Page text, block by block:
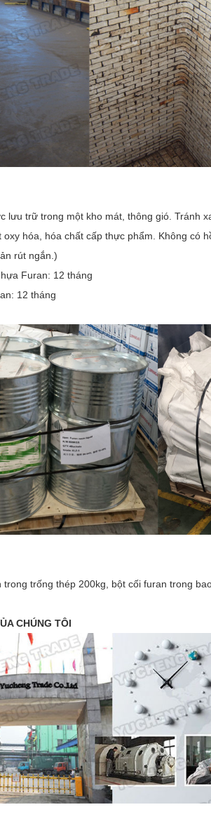
lưu trữ trong một kho mát, thông gió. Tránh
oxy hóa, hóa chất cấp thực phẩm. Không có
rút ngắn.)
Furan: 12 tháng
12 tháng
trong trống thép 200kg, bột cối furan trong
CHÚNG TÔI